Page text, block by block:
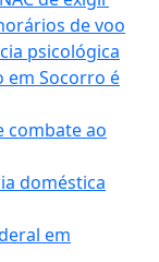
de voo
psicológica
em Socorro é
combate ao
doméstica
em